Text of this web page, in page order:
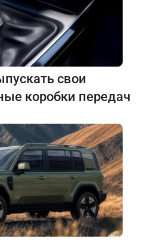
свои
коробки передач